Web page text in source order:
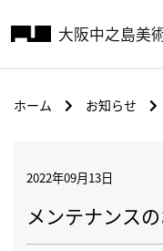
大阪中之島美
ホーム お知らせ
2022年09月13日
メンテナンス